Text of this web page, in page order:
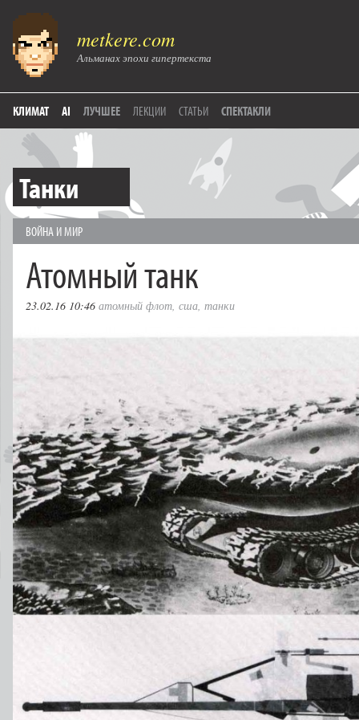
metkere.com
Альманах эпохи гипертекста
КЛИМАТ AI ЛУЧШЕЕ ЛЕКЦИИ СТАТЬИ СПЕКТАКЛИ
Танки
ВОЙНА И МИР
Атомный танк
23.02.16 10:46 атомный флот, сша, танки